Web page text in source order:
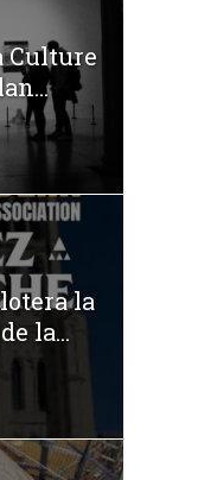
Culture
la
la...